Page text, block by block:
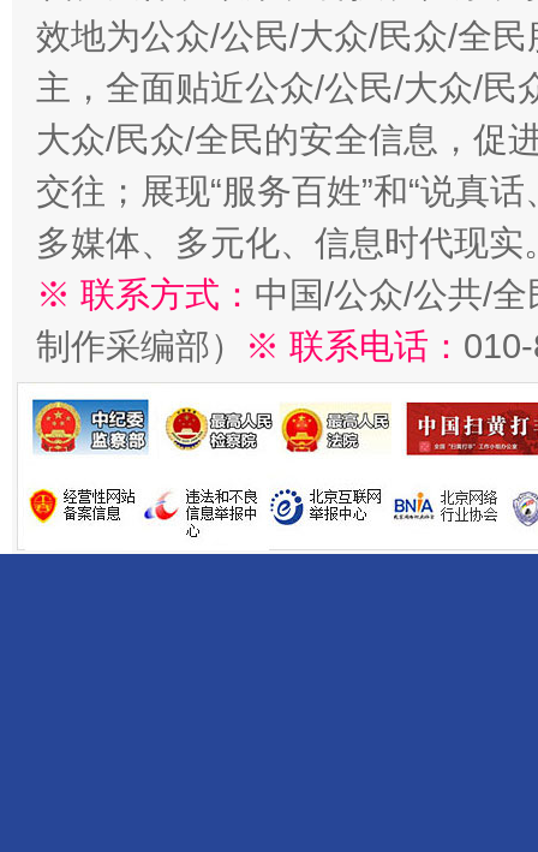
效地为公众/公民/大众/民众/全
主，全面贴近公众/公民/大众/民
大众/民众/全民的安全信息，促
交往；展现“服务百姓”和“说真
多媒体、多元化、信息时代现实
※ 联系方式： 中国/公众/公共/
制作采编部）
※ 联系电话：